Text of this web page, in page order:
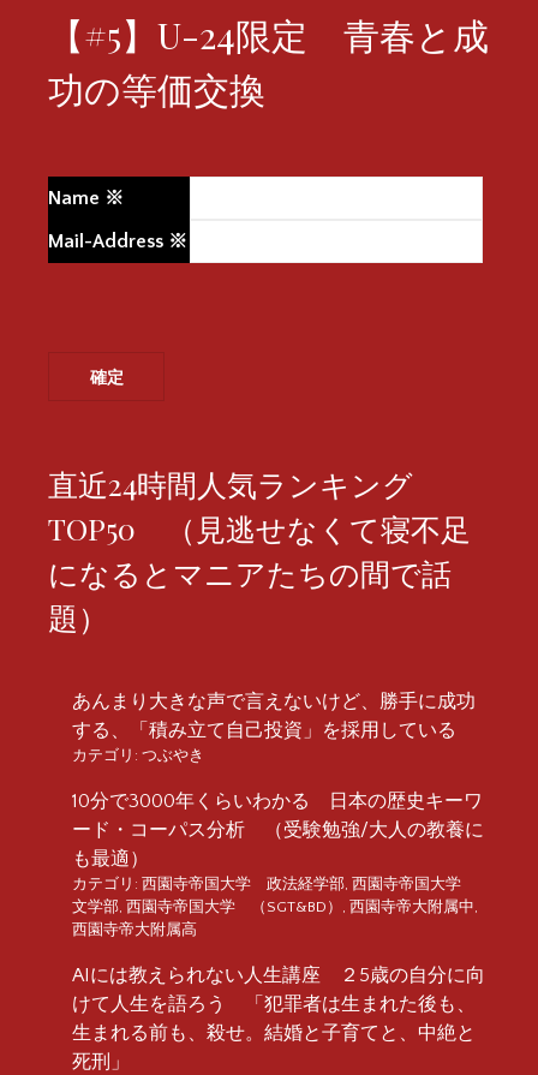
【#5】U-24限定 青春と成
功の等価交換
Name ※
Mail-Address ※
直近24時間人気ランキング
TOP50 （見逃せなくて寝不足
になるとマニアたちの間で話
題）
あんまり大きな声で言えないけど、勝手に成功
する、「積み立て自己投資」を採用している
カテゴリ: つぶやき
10分で3000年くらいわかる 日本の歴史キーワ
ード・コーパス分析 （受験勉強/大人の教養に
も最適）
カテゴリ: 西園寺帝国大学 政法経学部, 西園寺帝国大学
文学部, 西園寺帝国大学 （SGT&BD） , 西園寺帝大附属中,
西園寺帝大附属高
AIには教えられない人生講座 ２5歳の自分に向
けて人生を語ろう 「犯罪者は生まれた後も、
生まれる前も、殺せ。結婚と子育てと、中絶と
死刑」